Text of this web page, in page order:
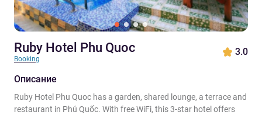
Ruby Hotel Phu Quoc
Booking
3.0
Описание
Ruby Hotel Phu Quoc has a garden, shared lounge, a terrace and
restaurant in Phú Quốc. With free WiFi, this 3-star hotel offers